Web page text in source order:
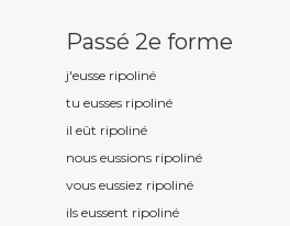
Passé 2e forme
j'eusse ripoliné
tu eusses ripoliné
il eût ripoliné
nous eussions ripoliné
vous eussiez ripoliné
ils eussent ripoliné